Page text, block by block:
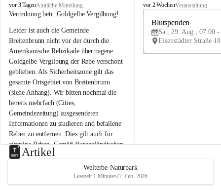
B
r
i
t
e
n
b
r
u
n
n
a
m
N
e
u
s
d
vor 3 TagenAmtliche Mitteilung
Verordnung betr. Goldgelbe Vergilbung!
Leider ist auch die Gemeinde
Breitenbrunn nicht vor der durch die
Amerikanische Rebzikade übertragene
Goldgelbe Vergilbung der Rebe verschont
geblieben. Als Sicherheitszone gilt das
gesamte Ortsgebiet von Breitenbrunn
(siehe Anhang). Wir bitten nochmal die
bereits mehrfach (Cities,
Gemeindezeitung) ausgesendeten
Informationen zu studieren und befallene
Reben zu entfernen. Dies gilt auch für
einzelne Reben. Gemäß Burgenländischen
Weinbaugesetz sind nicht gepflegte oder
unzulässige Weingärten zu roden! Bitte
helfen wir zusammen um unsere Winzer
vor den prognostizierten Ernteausfällen
B
e
u
e
d
vor 2 WochenVeranstaltung
Blutspenden
Sa., 29. Aug., 07:00 -
Artikel
Welterbe-Naturpark
Lesezeit 1 Minute•27. Feb. 2026